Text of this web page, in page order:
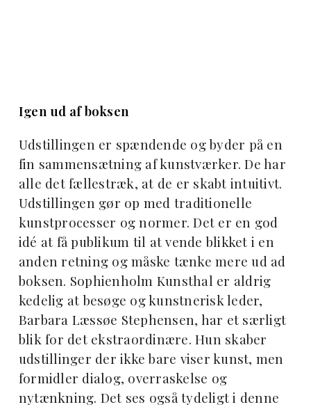
Igen ud af boksen
Udstillingen er spændende og byder på en
fin sammensætning af kunstværker. De har
alle det fællestræk, at de er skabt intuitivt.
Udstillingen gør op med traditionelle
kunstprocesser og normer. Det er en god
idé at få publikum til at vende blikket i en
anden retning og måske tænke mere ud ad
boksen. Sophienholm Kunsthal er aldrig
kedelig at besøge og kunstnerisk leder,
Barbara Læssøe Stephensen, har et særligt
blik for det ekstraordinære. Hun skaber
udstillinger der ikke bare viser kunst, men
formidler dialog, overraskelse og
nytænkning. Det ses også tydeligt i denne